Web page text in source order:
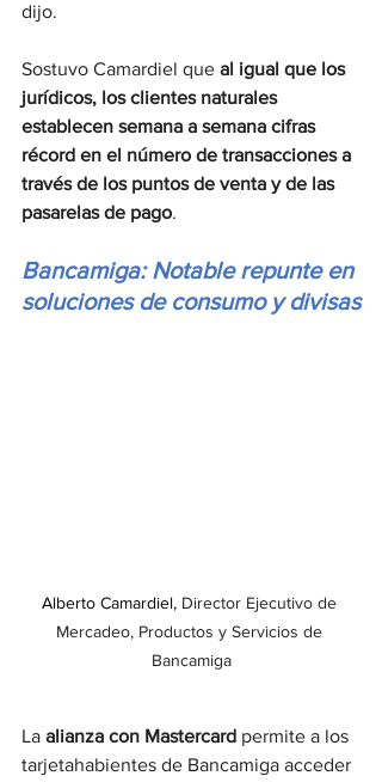
dijo.
Sostuvo Camardiel que al igual que los
jurídicos, los clientes naturales
establecen semana a semana cifras
récord en el número de transacciones a
través de los puntos de venta y de las
pasarelas de pago.
Bancamiga: Notable repunte en
soluciones de consumo y divisas
Alberto Camardiel, Director Ejecutivo de
Mercadeo, Productos y Servicios de
Bancamiga
La alianza con Mastercard permite a los
tarjetahabientes de Bancamiga acceder